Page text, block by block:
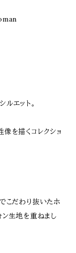
エット。
を描くコレクショ
こだわり抜いたホ
ン生地を重ねまし